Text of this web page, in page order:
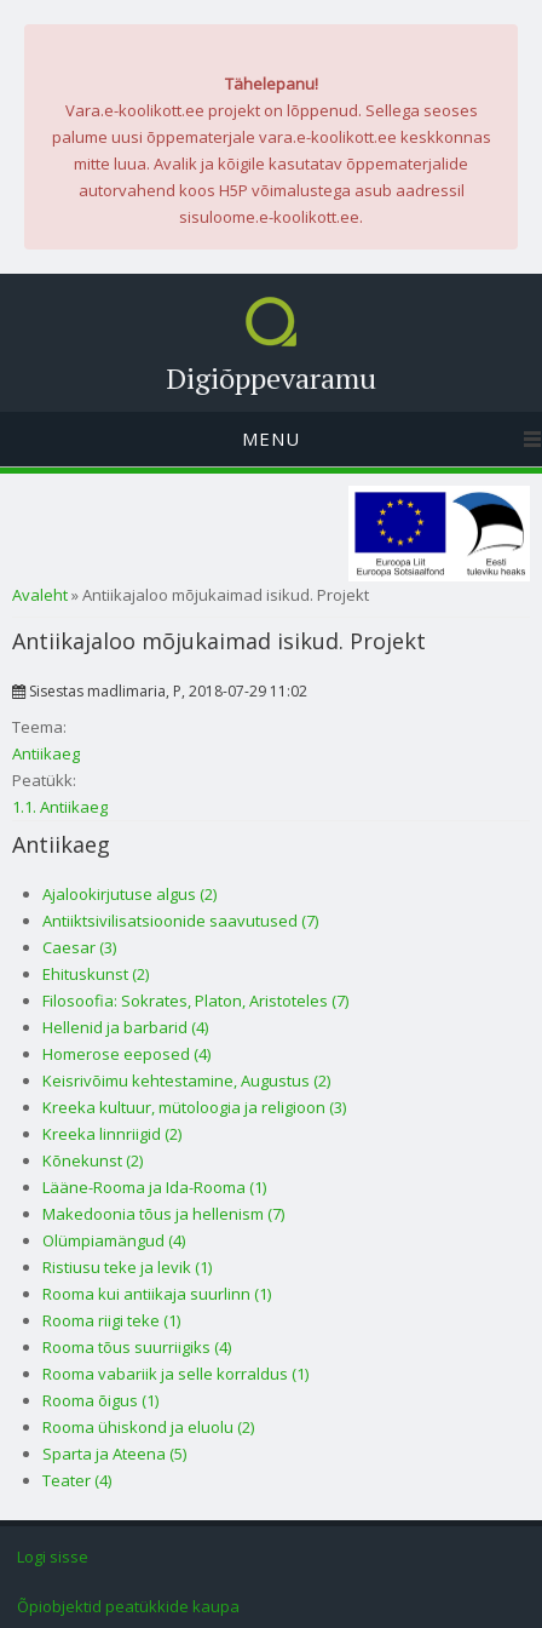
Tähelepanu!
Vara.e-koolikott.ee projekt on lõppenud. Sellega seoses
palume uusi õppematerjale vara.e-koolikott.ee keskkonnas
mitte luua. Avalik ja kõigile kasutatav õppematerjalide
autorvahend koos H5P võimalustega asub aadressil
sisuloome.e-koolikott.ee.
Digiõppevaramu
MENU
Sa oled siin
Avaleht» Antiikajaloo mõjukaimad isikud. Projekt
Antiikajaloo mõjukaimad isikud. Projekt
Sisestas madlimaria, P, 2018-07-29 11:02
Teema:
Antiikaeg
Peatükk:
1.1. Antiikaeg
Antiikaeg
Ajalookirjutuse algus (2)
Antiiktsivilisatsioonide saavutused (7)
Caesar (3)
Ehituskunst (2)
Filosoofia: Sokrates, Platon, Aristoteles (7)
Hellenid ja barbarid (4)
Homerose eeposed (4)
Keisrivõimu kehtestamine, Augustus (2)
Kreeka kultuur, mütoloogia ja religioon (3)
Kreeka linnriigid (2)
Kõnekunst (2)
Lääne-Rooma ja Ida-Rooma (1)
Makedoonia tõus ja hellenism (7)
Olümpiamängud (4)
Ristiusu teke ja levik (1)
Rooma kui antiikaja suurlinn (1)
Rooma riigi teke (1)
Rooma tõus suurriigiks (4)
Rooma vabariik ja selle korraldus (1)
Rooma õigus (1)
Rooma ühiskond ja eluolu (2)
Sparta ja Ateena (5)
Teater (4)
Logi sisse
Õpiobjektid peatükkide kaupa